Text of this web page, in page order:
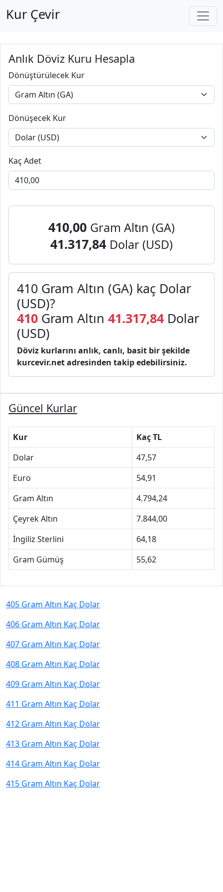
Kur Çevir
Anlık Döviz Kuru Hesapla
Dönüştürülecek Kur
Dönüşecek Kur
Kaç Adet
410,00 Gram Altın (GA)
41.317,84 Dolar (USD)
410 Gram Altın (GA) kaç Dolar
(USD)?
410 Gram Altın 41.317,84 Dolar
(USD)
Döviz kurlarını anlık, canlı, basit bir şekilde
kurcevir.net adresinden takip edebilirsiniz.
Güncel Kurlar
Kur
Kaç TL
Dolar
47,57
Euro
54,91
Gram Altın
4.794,24
Çeyrek Altın
7.844,00
İngiliz Sterlini
64,18
Gram Gümüş
55,62
405 Gram Altın Kaç Dolar
406 Gram Altın Kaç Dolar
407 Gram Altın Kaç Dolar
408 Gram Altın Kaç Dolar
409 Gram Altın Kaç Dolar
411 Gram Altın Kaç Dolar
412 Gram Altın Kaç Dolar
413 Gram Altın Kaç Dolar
414 Gram Altın Kaç Dolar
415 Gram Altın Kaç Dolar